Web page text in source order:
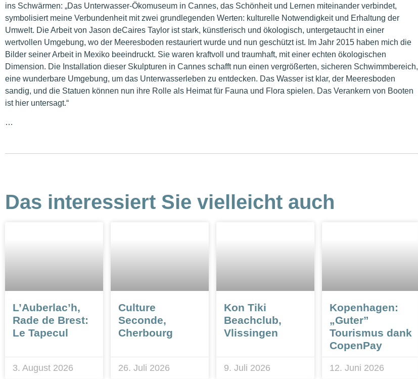
ins Schwärmen: „Das Unterwasser-Ökomuseum in Cannes, das Schönheit und Lernen miteinander verbindet,
symbolisiert meine Verbundenheit mit zwei grundlegenden Werten: kulturelle Notwendigkeit und Erhaltung der
Umwelt. Die Arbeit von Jason deCaires Taylor ist stark, künstlerisch und ökologisch, untergetaucht in einer
wertvollen Umgebung, wo der Meeresboden restauriert wurde und nun geschützt ist. Im Jahr 2015 haben mich die
Bilder seiner Arbeit in Mexiko beeindruckt. Sie waren kraftvoll und traumhaft, mit einer echten ökologischen
Dimension. Die Installation dieser Skulpturen in Cannes schafft nun einen vergrößerten, sicheren Schwimmbereich,
eine wunderbare Umgebung, um das Unterwasserleben zu entdecken. Das Wasser ist klar, der Meeresboden
sandig, und die Statuen können nun ihre Rolle als Heimat für Fauna und Flora spielen. Das Verankern von Booten
ist hier untersagt.“
…
Das interessiert Sie vielleicht auch
L’Auberlac’h,
Rade de Brest:
Le Tapecul
3. August 2026
Culture
Seconde,
Cherbourg
26. Juli 2026
Kon Tiki
Beachclub,
Vlissingen
9. Juli 2026
Kopenhagen:
„Guter”
Tourismus dank
CopenPay
12. Juni 2026